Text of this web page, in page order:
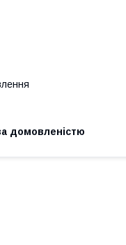
домовленістю